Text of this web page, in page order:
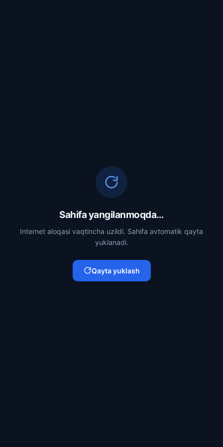
Sahifa yangilanmoqda…
Internet aloqasi vaqtincha uzildi. Sahifa avtomatik qayta
yuklanadi.
Qayta yuklash